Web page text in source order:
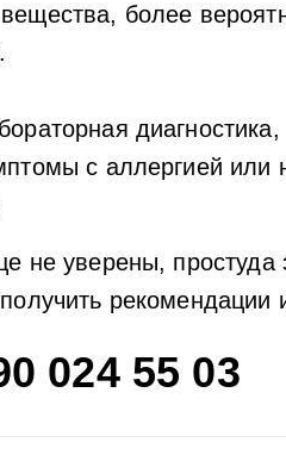
более
с аллергией или
не уверены, простуда
рекомендации
024 55 03